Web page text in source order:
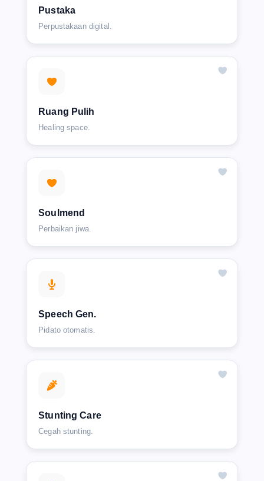
Pustaka
Perpustakaan digital.
Ruang Pulih
Healing space.
Soulmend
Perbaikan jiwa.
Speech Gen.
Pidato otomatis.
Stunting Care
Cegah stunting.